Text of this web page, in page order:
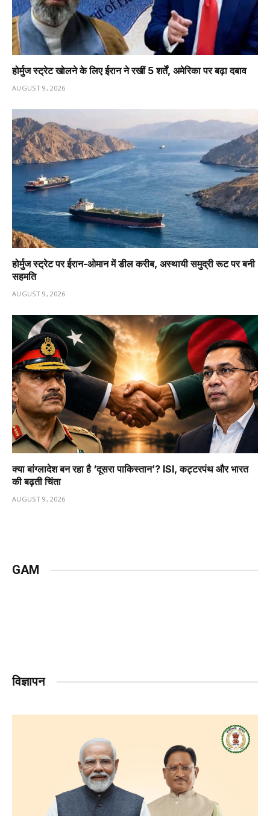
होर्मुज स्ट्रेट खोलने के लिए ईरान ने रखीं 5 शर्तें, अमेरिका पर बढ़ा दबाव
AUGUST 9, 2026
होर्मुज स्ट्रेट पर ईरान-ओमान में डील करीब, अस्थायी समुद्री रूट पर बनी
सहमति
AUGUST 9, 2026
क्या बांग्लादेश बन रहा है ‘दूसरा पाकिस्तान’? ISI, कट्टरपंथ और भारत
की बढ़ती चिंता
AUGUST 9, 2026
GAM
विज्ञापन